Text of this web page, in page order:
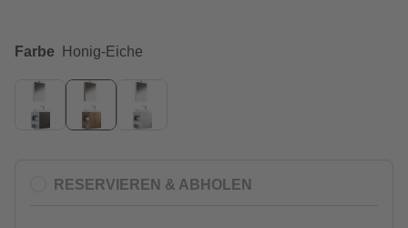
Farbe Honig-Eiche
RESERVIEREN & ABHOLEN